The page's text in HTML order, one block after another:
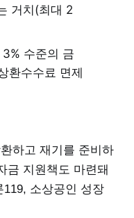
거치(최대 2
수준의 금
환수수료 면제
하고 재기를 준비하
금 지원책도 마련돼
소상공인 성장